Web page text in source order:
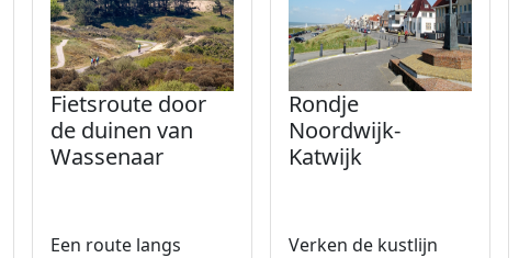
Fietsroute door
de duinen van
Wassenaar
Een route langs
Rondje
Noordwijk-
Katwijk
Verken de kustlijn